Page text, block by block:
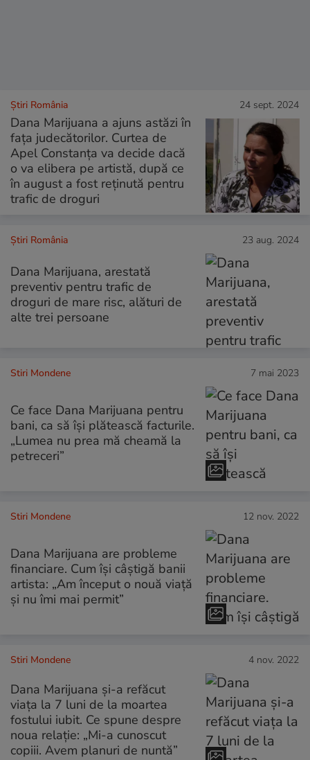
Știri România 24 sept. 2024
Dana Marijuana a ajuns astăzi în
fața judecătorilor. Curtea de
Apel Constanța va decide dacă
o va elibera pe artistă, după ce
în august a fost reținută pentru
trafic de droguri
Știri România 23 aug. 2024
Dana Marijuana, arestată
preventiv pentru trafic de
droguri de mare risc, alături de
alte trei persoane
Stiri Mondene 7 mai 2023
Ce face Dana Marijuana pentru
bani, ca să își plătească facturile.
„Lumea nu prea mă cheamă la
petreceri”
Stiri Mondene 12 nov. 2022
Dana Marijuana are probleme
financiare. Cum își câștigă banii
artista: „Am început o nouă viață
și nu îmi mai permit”
Stiri Mondene 4 nov. 2022
Dana Marijuana și-a refăcut
viața la 7 luni de la moartea
fostului iubit. Ce spune despre
noua relație: „Mi-a cunoscut
copiii. Avem planuri de nuntă”